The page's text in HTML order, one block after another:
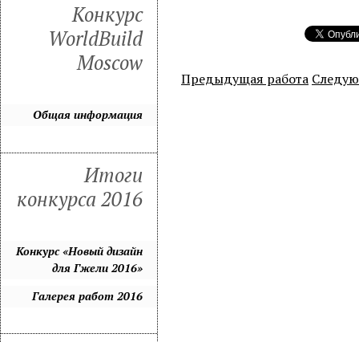
Предыдущая работа
Конкурс
WorldBuild
Moscow
Общая информация
Итоги
конкурса 2016
Конкурс «Новый дизайн
для Гжели 2016»
Галерея работ 2016